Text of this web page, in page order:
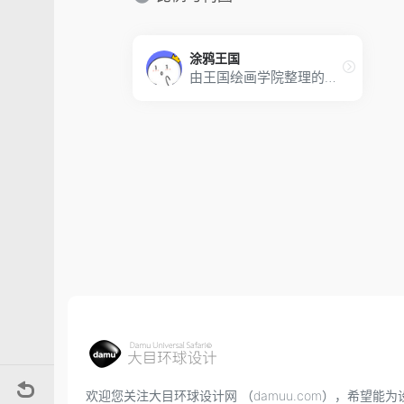
涂鸦王国
由王国绘画学院整理的插画师作品集
欢迎您关注大目环球设计网 （damuu.com），希望能为